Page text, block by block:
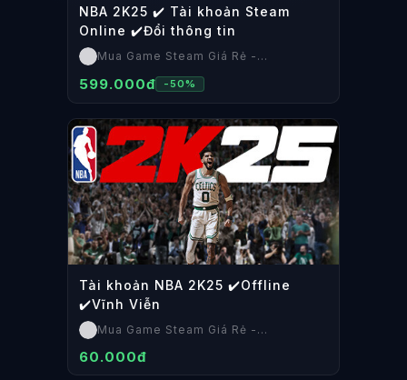
NBA 2K25 ✔️ Tài khoản Steam
Online ✔️Đổi thông tin
Mua Game Steam Giá Rẻ -
599.000đ -50%
Tài khoản NBA 2K25 ✔️Offline
✔️Vĩnh Viễn
Mua Game Steam Giá Rẻ -
60.000đ